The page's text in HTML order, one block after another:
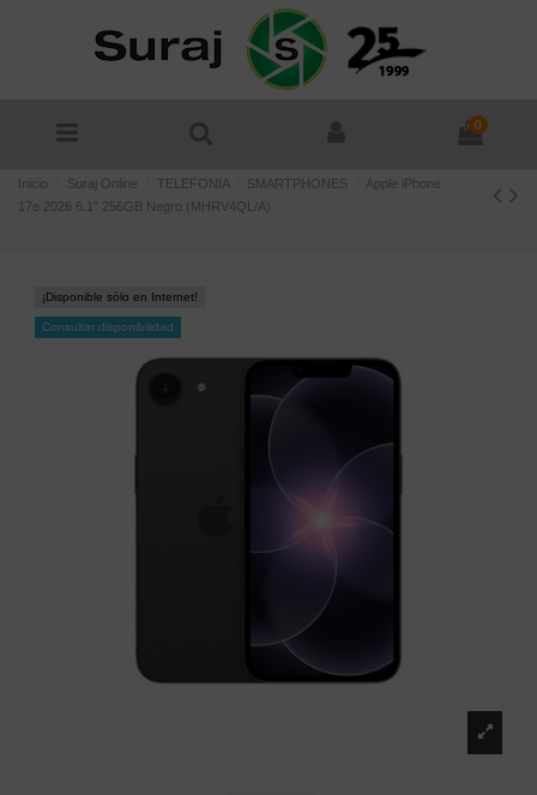
0
Inicio Suraj Online TELEFONIA SMARTPHONES
Apple iPhone
17e 2026 6.1" 256GB Negro (MHRV4QL/A)
¡Disponible sólo en Internet!
Consultar disponibilidad